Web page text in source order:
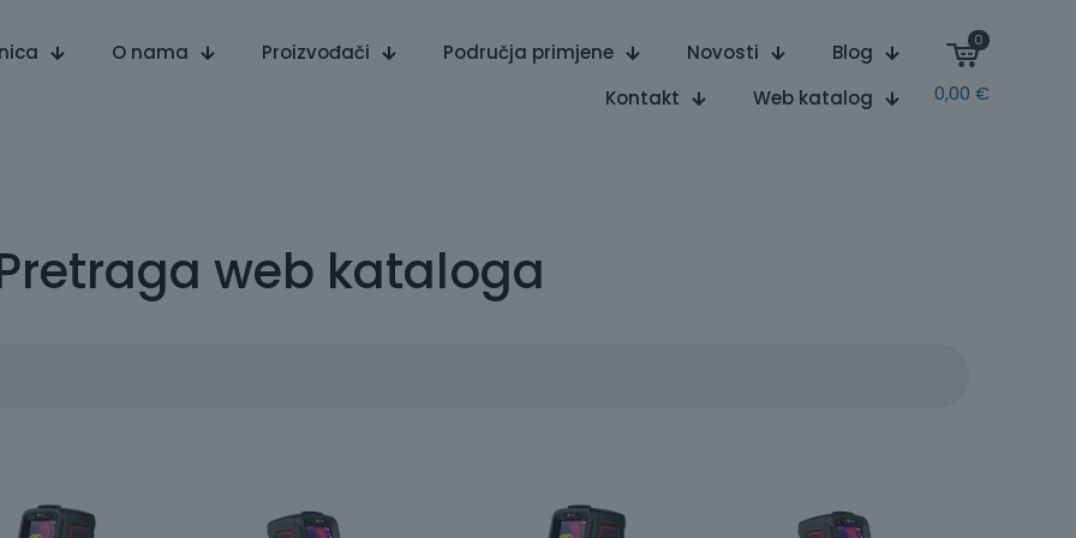
O nama Proizvođači Područja primjene Novosti
Blog
Kontakt
Web katalog
0
0,00 €
web kataloga